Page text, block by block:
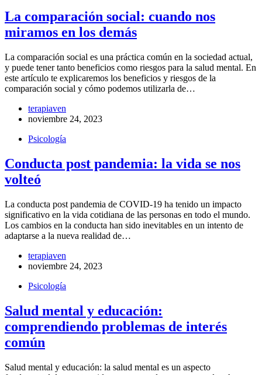
La comparación social: cuando nos
miramos en los demás
La comparación social es una práctica común en la sociedad actual,
y puede tener tanto beneficios como riesgos para la salud mental. En
este artículo te explicaremos los beneficios y riesgos de la
comparación social y cómo podemos utilizarla de…
terapiaven
noviembre 24, 2023
Psicología
Conducta post pandemia: la vida se nos
volteó
La conducta post pandemia de COVID-19 ha tenido un impacto
significativo en la vida cotidiana de las personas en todo el mundo.
Los cambios en la conducta han sido inevitables en un intento de
adaptarse a la nueva realidad de…
terapiaven
noviembre 24, 2023
Psicología
Salud mental y educación:
comprendiendo problemas de interés
común
Salud mental y educación: la salud mental es un aspecto